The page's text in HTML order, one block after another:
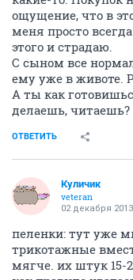
ощущение, что в
меня просто
этого и страдаю.
С сыном все
ему уже в животе.
А ты как
делаешь, читаешь?
ОТВЕТИТЬ
Куличик
veteran
02 декабря 2013
пеленки: тут уже
трикотажные
мягче. их штук 15-